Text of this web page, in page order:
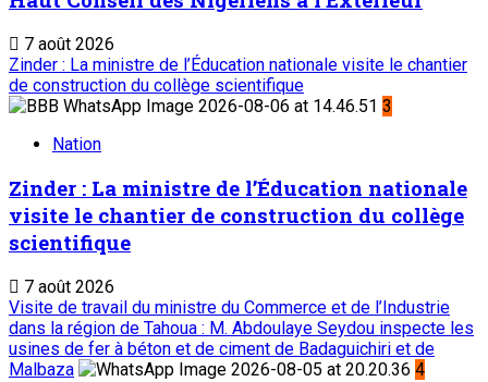
7 août 2026
Zinder : La ministre de l’Éducation nationale visite le chantier
de construction du collège scientifique
3
Nation
Zinder : La ministre de l’Éducation nationale
visite le chantier de construction du collège
scientifique
7 août 2026
Visite de travail du ministre du Commerce et de l’Industrie
dans la région de Tahoua : M. Abdoulaye Seydou inspecte les
usines de fer à béton et de ciment de Badaguichiri et de
Malbaza
4